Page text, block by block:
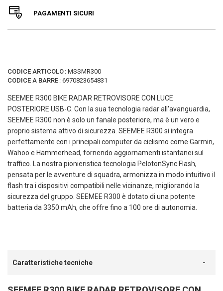
PAGAMENTI SICURI
CODICE ARTICOLO : MSSMR300
CODICE A BARRE : 6970823654831
SEEMEE R300 BIKE RADAR RETROVISORE CON LUCE
POSTERIORE USB-C. Con la sua tecnologia radar all'avanguardia,
SEEMEE R300 non è solo un fanale posteriore, ma è un vero e
proprio sistema attivo di sicurezza. SEEMEE R300 si integra
perfettamente con i principali computer da ciclismo come Garmin,
Wahoo e Hammerhead, fornendo aggiornamenti istantanei sul
traffico. La nostra pionieristica tecnologia PelotonSync Flash,
pensata per le avventure di squadra, armonizza in modo intuitivo il
flash tra i dispositivi compatibili nelle vicinanze, migliorando la
sicurezza del gruppo. SEEMEE R300 è dotato di una potente
batteria da 3350 mAh, che offre fino a 100 ore di autonomia.
Caratteristiche tecniche